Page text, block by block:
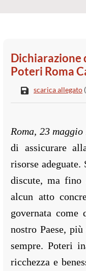
Dichiarazione
Poteri Roma
scarica allegato
Roma, 23 maggio
di assicurare
risorse adeguate.
discute, ma
alcun atto
governata come
nostro Paese,
sempre. Poteri
ricchezza e